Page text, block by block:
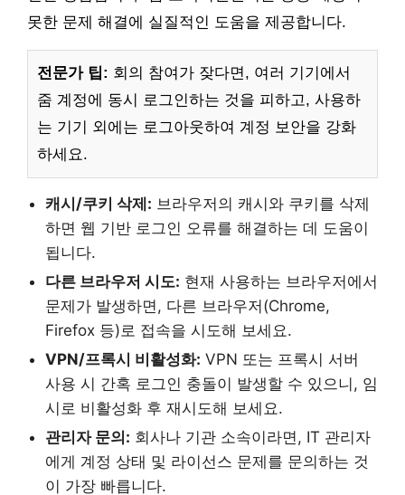
못한 문제 해결에 실질적인 도움을 제공합니다.
전문가 팁: 회의 참여가 잦다면, 여러 기기에서
줌 계정에 동시 로그인하는 것을 피하고, 사용하
는 기기 외에는 로그아웃하여 계정 보안을 강화
하세요.
캐시/쿠키 삭제: 브라우저의 캐시와 쿠키를 삭제
하면 웹 기반 로그인 오류를 해결하는 데 도움이
됩니다.
다른 브라우저 시도: 현재 사용하는 브라우저에서
문제가 발생하면, 다른 브라우저(Chrome,
Firefox 등)로 접속을 시도해 보세요.
VPN/프록시 비활성화: VPN 또는 프록시 서버
사용 시 간혹 로그인 충돌이 발생할 수 있으니, 임
시로 비활성화 후 재시도해 보세요.
관리자 문의: 회사나 기관 소속이라면, IT 관리자
에게 계정 상태 및 라이선스 문제를 문의하는 것
이 가장 빠릅니다.